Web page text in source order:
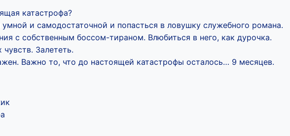
катастрофа?
и самодостаточной и попасться в ловушку служебного романа.
с собственным боссом-тираном. Влюбиться в него, как дурочка.
чувств. Залететь.
Важно то, что до настоящей катастрофы осталось… 9 месяцев.